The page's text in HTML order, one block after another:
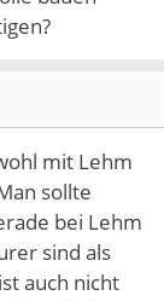
mit Lehm
sollte
bei Lehm
sind als
auch nicht